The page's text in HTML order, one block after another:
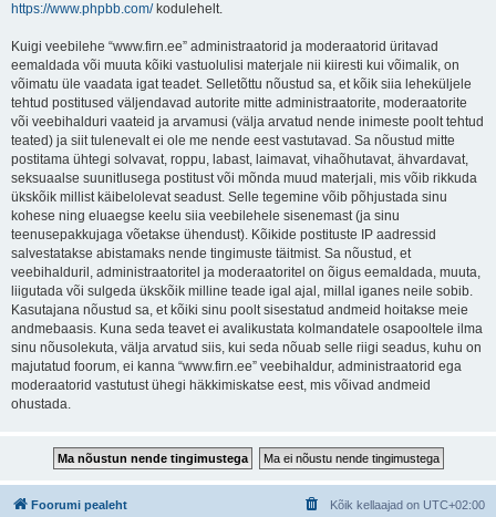
https://www.phpbb.com/kodulehelt.
Kuigi veebilehe “www.firn.ee” administraatorid ja moderaatorid üritavad
eemaldada või muuta kõiki vastuolulisi materjale nii kiiresti kui võimalik, on
võimatu üle vaadata igat teadet. Selletõttu nõustud sa, et kõik siia leheküljele
tehtud postitused väljendavad autorite mitte administraatorite, moderaatorite
või veebihalduri vaateid ja arvamusi (välja arvatud nende inimeste poolt tehtud
teated) ja siit tulenevalt ei ole me nende eest vastutavad. Sa nõustud mitte
postitama ühtegi solvavat, roppu, labast, laimavat, vihaõhutavat, ähvardavat,
seksuaalse suunitlusega postitust või mõnda muud materjali, mis võib rikkuda
ükskõik millist käibelolevat seadust. Selle tegemine võib põhjustada sinu
kohese ning eluaegse keelu siia veebilehele sisenemast (ja sinu
teenusepakkujaga võetakse ühendust). Kõikide postituste IP aadressid
salvestatakse abistamaks nende tingimuste täitmist. Sa nõustud, et
veebihalduril, administraatoritel ja moderaatoritel on õigus eemaldada, muuta,
liigutada või sulgeda ükskõik milline teade igal ajal, millal iganes neile sobib.
Kasutajana nõustud sa, et kõiki sinu poolt sisestatud andmeid hoitakse meie
andmebaasis. Kuna seda teavet ei avalikustata kolmandatele osapooltele ilma
sinu nõusolekuta, välja arvatud siis, kui seda nõuab selle riigi seadus, kuhu on
majutatud foorum, ei kanna “www.firn.ee” veebihaldur, administraatorid ega
moderaatorid vastutust ühegi häkkimiskatse eest, mis võivad andmeid
ohustada.
Foorumi pealeht Kõik kellaajad on UTC+02:00